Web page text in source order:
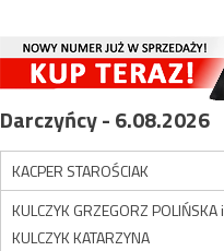
Darczyńcy - 6.08.2026
KACPER STAROŚCIAK
KULCZYK GRZEGORZ POLIŃSKA i
KULCZYK KATARZYNA